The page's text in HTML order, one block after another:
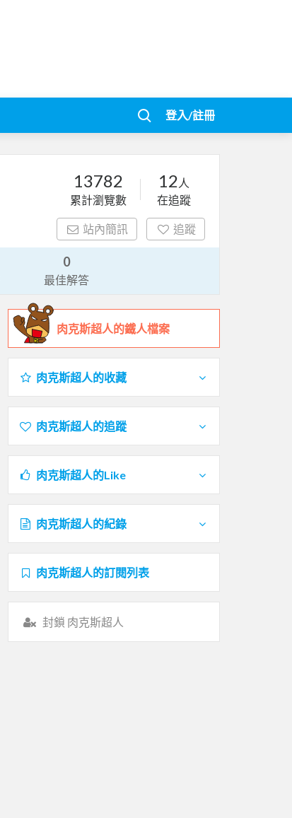
登入/註冊
13782
累計瀏覽數
12 人
在追蹤
站內簡訊 追蹤
0
最佳解答
肉克斯超人的鐵人檔案
肉克斯超人的收藏
肉克斯超人的追蹤
肉克斯超人的Like
肉克斯超人的紀錄
肉克斯超人的訂閱列表
封鎖 肉克斯超人